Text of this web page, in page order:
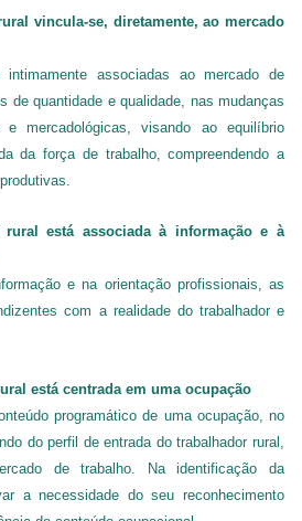
vincula-se, diretamente, ao mercado
associadas ao mercado de
de quantidade e qualidade, nas mudanças
e mercadológicas, visando ao equilíbrio
da força de trabalho, compreendendo a
está associada à informação e à
e na orientação profissionais, as
com a realidade do trabalhador e
está centrada em uma ocupação
programático de uma ocupação, no
do perfil de entrada do trabalhador rural,
de trabalho. Na identificação da
a necessidade do seu reconhecimento